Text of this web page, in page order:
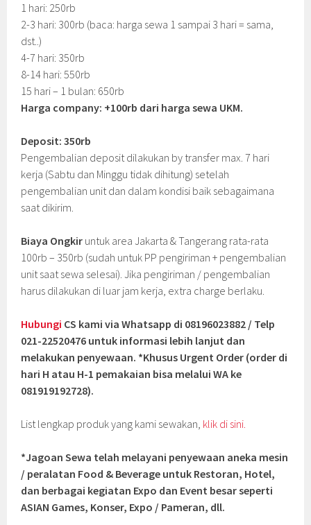
1 hari: 250rb
2-3 hari: 300rb (baca: harga sewa 1 sampai 3 hari = sama,
dst..)
4-7 hari: 350rb
8-14 hari: 550rb
15 hari – 1 bulan: 650rb
Harga company: +100rb dari harga sewa UKM.
Deposit: 350rb
Pengembalian deposit dilakukan by transfer max. 7 hari
kerja (Sabtu dan Minggu tidak dihitung) setelah
pengembalian unit dan dalam kondisi baik sebagaimana
saat dikirim.
Biaya Ongkir untuk area Jakarta & Tangerang rata-rata
100rb – 350rb (sudah untuk PP pengiriman + pengembalian
unit saat sewa selesai). Jika pengiriman / pengembalian
harus dilakukan di luar jam kerja, extra charge berlaku.
Hubungi CS kami via Whatsapp di 08196023882 / Telp
021-22520476 untuk informasi lebih lanjut dan
melakukan penyewaan. *Khusus Urgent Order (order di
hari H atau H-1 pemakaian bisa melalui WA ke
081919192728).
List lengkap produk yang kami sewakan, klik di sini.
*Jagoan Sewa telah melayani penyewaan aneka mesin
/ peralatan Food & Beverage untuk Restoran, Hotel,
dan berbagai kegiatan Expo dan Event besar seperti
ASIAN Games, Konser, Expo / Pameran, dll.